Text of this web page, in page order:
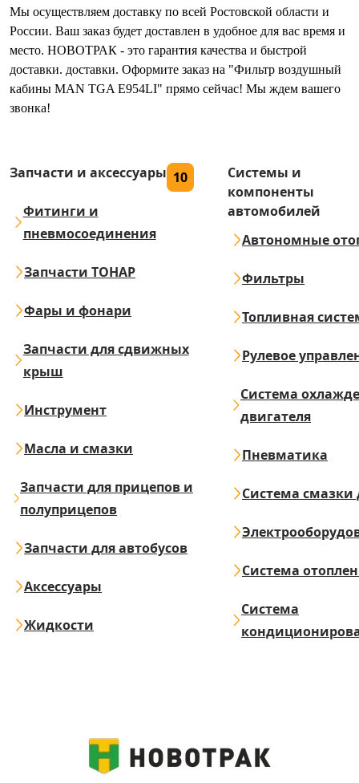
Мы осуществляем доставку по всей Ростовской области и
России. Ваш заказ будет доставлен в удобное для вас время и
место. НОВОТРАК - это гарантия качества и быстрой
доставки. доставки. Оформите заказ на "Фильтр воздушный
кабины MAN TGA E954LI" прямо сейчас! Мы ждем вашего
звонка!
Запчасти и аксессуары 10
Фитинги и
пневмосоединения
Запчасти ТОНАР
Фары и фонари
Запчасти для сдвижных
крыш
Инструмент
Масла и смазки
Запчасти для прицепов и
полуприцепов
Запчасти для автобусов
Аксессуары
Жидкости
Системы и
компоненты
автомобилей
Автономные
Фильтры
Топливная
Рулевое
Система
двигателя
Пневматика
Система смазки
Система
Система